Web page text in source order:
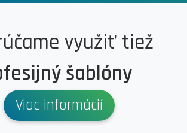
využiť tiež
šablóny
Viac informácií